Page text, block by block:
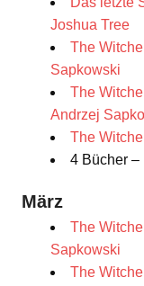
Joshua Tree
The
Sapkowski
The
Andrzej
The
4 Bücher –
März
The
Sapkowski
The